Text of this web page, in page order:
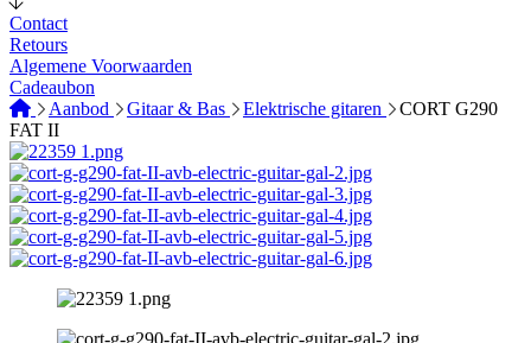
Contact
Retours
Algemene Voorwaarden
Cadeaubon
Aanbod
Gitaar & Bas Elektrische gitaren
CORT G290
FAT II